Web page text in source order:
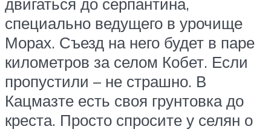
специально ведущего в урочище
Морах. Съезд на него будет в паре
километров за селом Кобет. Если
пропустили – не страшно. В
Кацмазте есть своя грунтовка до
креста. Просто спросите у селян о